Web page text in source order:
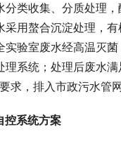
分类收集、分质处理
采用螯合沉淀处理，
实验室废水经高温灭
理系统；处理后废水
求，排入市政污水管网
控系统方案